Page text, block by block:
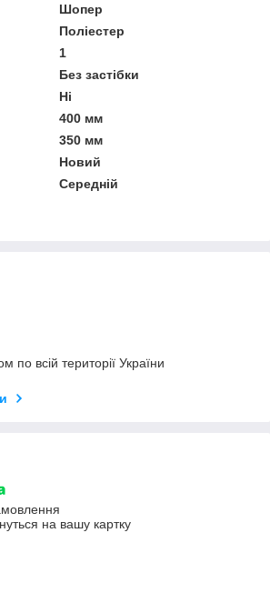
Шопер
Поліестер
1
Без застібки
Ні
400 мм
350 мм
Новий
Середній
по всій території України
на вашу картку